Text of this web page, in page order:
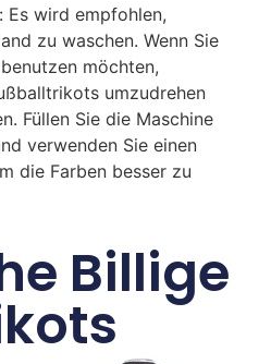
Es wird empfohlen,
zu waschen. Wenn Sie
möchten,
umzudrehen
Füllen Sie die Maschine
verwenden Sie einen
die Farben besser zu
Billige